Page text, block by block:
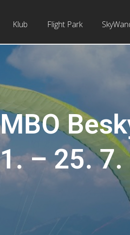
Klub Flight Park
– 25.